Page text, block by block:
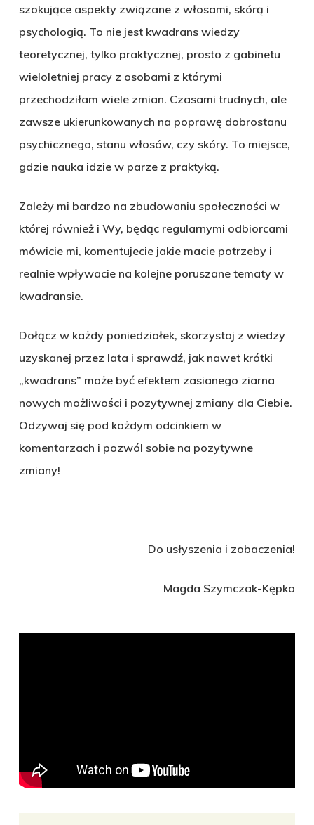
szokujące aspekty związane z włosami, skórą i
psychologią. To nie jest kwadrans wiedzy
teoretycznej, tylko praktycznej, prosto z gabinetu
wieloletniej pracy z osobami z którymi
przechodziłam wiele zmian. Czasami trudnych, ale
zawsze ukierunkowanych na poprawę dobrostanu
psychicznego, stanu włosów, czy skóry. To miejsce,
gdzie nauka idzie w parze z praktyką.
Zależy mi bardzo na zbudowaniu społeczności w
której również i Wy, będąc regularnymi odbiorcami
mówicie mi, komentujecie jakie macie potrzeby i
realnie wpływacie na kolejne poruszane tematy w
kwadransie.
Dołącz w każdy poniedziałek, skorzystaj z wiedzy
uzyskanej przez lata i sprawdź, jak nawet krótki
„kwadrans” może być efektem zasianego ziarna
nowych możliwości i pozytywnej zmiany dla Ciebie.
Odzywaj się pod każdym odcinkiem w
komentarzach i pozwól sobie na pozytywne
zmiany!
Do usłyszenia i zobaczenia!
Magda Szymczak-Kępka